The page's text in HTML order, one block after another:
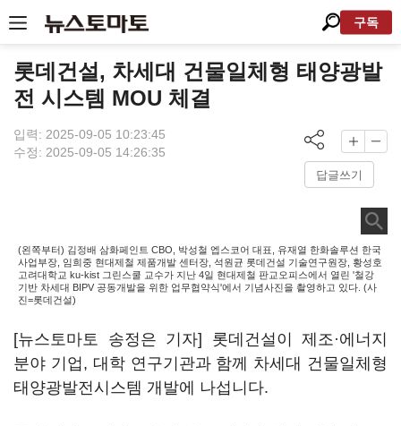
구독
롯데건설, 차세대 건물일체형 태양광발
전 시스템 MOU 체결
입력: 2025-09-05 10:23:45
수정: 2025-09-05 14:26:35
답글쓰기
(왼쪽부터) 김정배 삼화페인트 CBO, 박성철 엡스코어 대표, 유재열 한화솔루션 한국
사업부장, 임희중 현대제철 제품개발 센터장, 석원균 롯데건설 기술연구원장, 황성호
고려대학교 ku-kist 그린스쿨 교수가 지난 4일 현대제철 판교오피스에서 열린 '철강
기반 차세대 BIPV 공동개발을 위한 업무협약식'에서 기념사진을 촬영하고 있다. (사
진=롯데건설)
[뉴스토마토 송정은 기자] 롯데건설이 제조·에너지
분야 기업, 대학 연구기관과 함께 차세대 건물일체형
태양광발전시스템 개발에 나섭니다.